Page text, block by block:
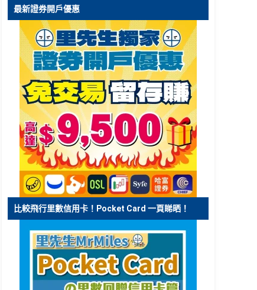
最新證券開戶優惠
比較飛行里數信用卡！Pocket Card 一頁睇晒！